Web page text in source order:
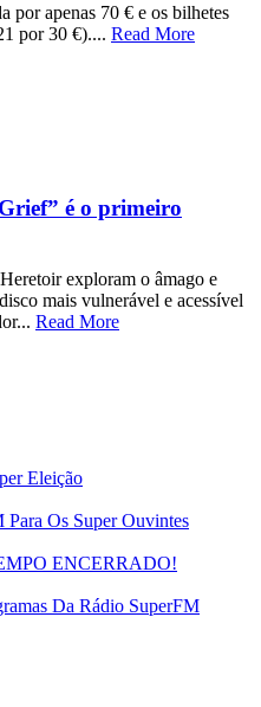
por apenas 70 € e os bilhetes
por 30 €).... Read More
é o primeiro
exploram o âmago e
mais vulnerável e acessível
Read More
Eleição
Os Super Ouvintes
ENCERRADO!
Da Rádio SuperFM